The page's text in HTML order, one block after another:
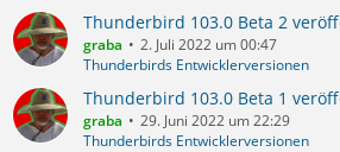
Thunderbird 103.0 Beta 2
graba
2. Juli 2022 um 00:47
Thunderbirds Entwicklerversionen
Thunderbird 103.0 Beta 1
graba
29. Juni 2022 um 22:29
Thunderbirds Entwicklerversionen